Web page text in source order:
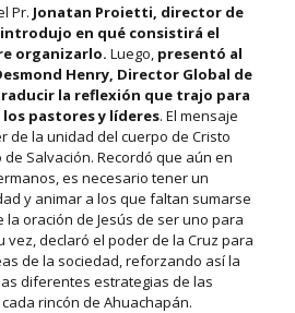
Pr. Jonatan Proietti, director de
introdujo en qué consistirá el
organizarlo. Luego, presentó al
Henry, Director Global de
la reflexión que trajo para
pastores y líderes. El mensaje
de la unidad del cuerpo de Cristo
Salvación. Recordó que aún en
es necesario tener un
y animar a los que faltan sumarse
oración de Jesús de ser uno para
vez, declaró el poder de la Cruz para
de la sociedad, reforzando así la
diferentes estrategias de las
rincón de Ahuachapán.